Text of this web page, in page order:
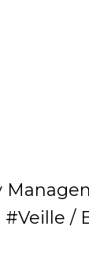
Veille /